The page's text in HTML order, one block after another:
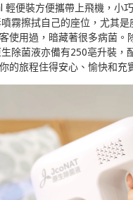
輕便裝方便攜帶上飛機，小
霧擦拭自己的座位，尤其
使用過，暗藏著很多病菌。
除菌液亦備有250亳升裝，
的旅程住得安心、愉快和充